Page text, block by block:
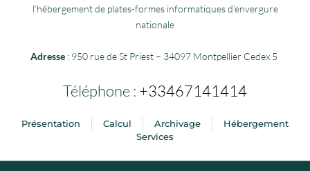
l’hébergement de plates-formes informatiques d’envergure
nationale
Adresse : 950 rue de St Priest – 34097 Montpellier Cedex 5
Téléphone : +33467141414
Présentation Calcul Archivage
Hébergement
Services